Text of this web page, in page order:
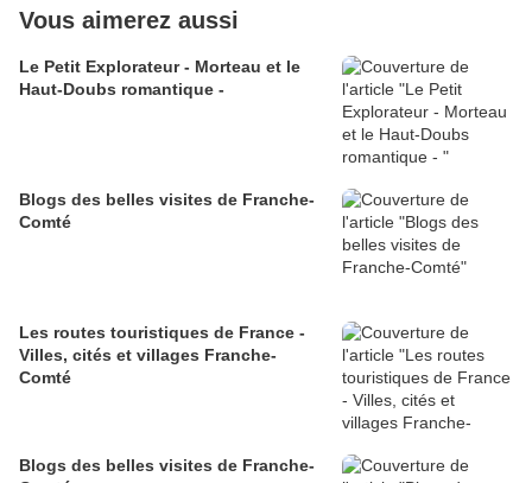
Vous aimerez aussi
Le Petit Explorateur - Morteau et le
Haut-Doubs romantique -
Blogs des belles visites de Franche-
Comté
Les routes touristiques de France -
Villes, cités et villages Franche-
Comté
Blogs des belles visites de Franche-